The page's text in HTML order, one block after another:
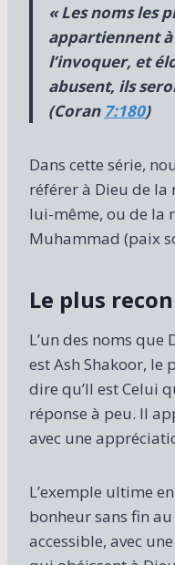
« Les noms les
appartiennent
l’invoquer, et
abusent, ils
(Coran 7:180)
Dans cette série,
référer à Dieu de la
lui-même, ou de la
Muhammad (paix
Le plus
L’un des noms
est Ash Shakoor, le
dire qu’Il est Celui
réponse à peu. Il
avec une
L’exemple ultime
bonheur sans fin
accessible, avec